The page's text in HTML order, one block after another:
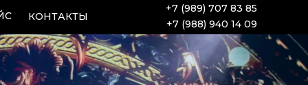
+7 (989) 707 83 85
+7 (988) 940 14 09
КОНТАКТЫ